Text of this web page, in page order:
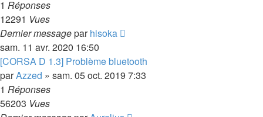
1 Réponses
12291 Vues
Dernier messageparhisoka
sam. 11 avr. 2020 16:50
[CORSA D 1.3] Problème bluetooth
parAzzed » sam. 05 oct. 2019 7:33
1 Réponses
56203 Vues